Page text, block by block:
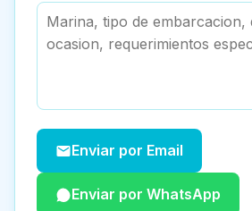
Enviar por Email
Enviar por WhatsApp